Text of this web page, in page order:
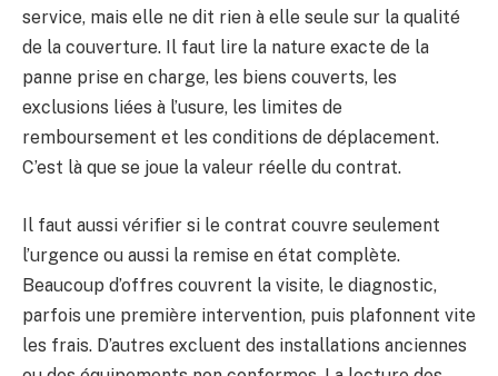
service, mais elle ne dit rien à elle seule sur la qualité
de la couverture. Il faut lire la nature exacte de la
panne prise en charge, les biens couverts, les
exclusions liées à l’usure, les limites de
remboursement et les conditions de déplacement.
C’est là que se joue la valeur réelle du contrat.
Il faut aussi vérifier si le contrat couvre seulement
l’urgence ou aussi la remise en état complète.
Beaucoup d’offres couvrent la visite, le diagnostic,
parfois une première intervention, puis plafonnent vite
les frais. D’autres excluent des installations anciennes